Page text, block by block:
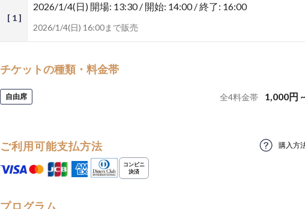
[ 1 ]
2026/1/4(日) 開場: 13:30 / 開始: 14:00 / 終了: 16:00
2026/1/4(日) 16:00まで販売
チケットの種類・料金帯
自由席 全4料金帯 1,000円 ~
ご利用可能支払方法 購入方
プログラム